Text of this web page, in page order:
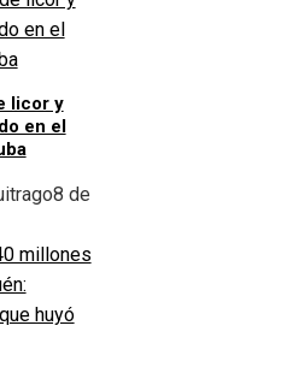
licor y
en el
8 de